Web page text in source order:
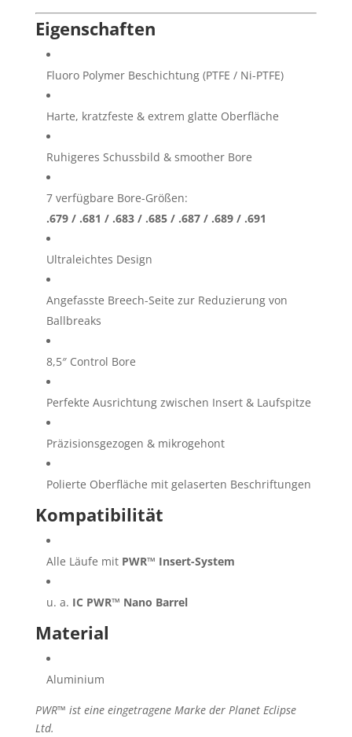
Eigenschaften
Fluoro Polymer Beschichtung (PTFE / Ni-PTFE)
Harte, kratzfeste & extrem glatte Oberfläche
Ruhigeres Schussbild & smoother Bore
7 verfügbare Bore-Größen:
.679 / .681 / .683 / .685 / .687 / .689 / .691
Ultraleichtes Design
Angefasste Breech-Seite zur Reduzierung von
Ballbreaks
8,5″ Control Bore
Perfekte Ausrichtung zwischen Insert & Laufspitze
Präzisionsgezogen & mikrogehont
Polierte Oberfläche mit gelaserten Beschriftungen
Kompatibilität
Alle Läufe mit PWR™ Insert-System
u. a. IC PWR™ Nano Barrel
Material
Aluminium
PWR™ ist eine eingetragene Marke der Planet Eclipse
Ltd.